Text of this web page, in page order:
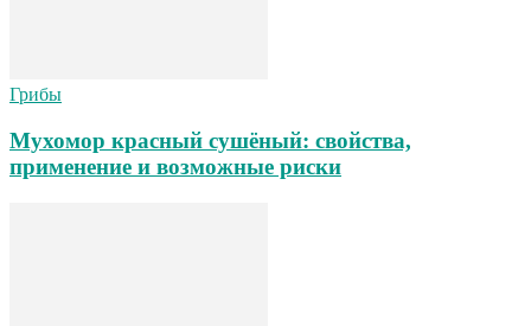
Грибы
Мухомор красный сушёный: свойства,
применение и возможные риски